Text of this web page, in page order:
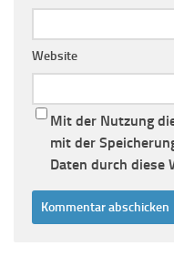
Website
Mit der Nutzung
mit der
Daten durch diese